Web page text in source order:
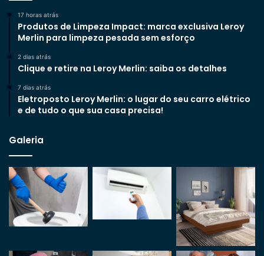
17 horas atrás
Produtos de Limpeza Impact: marca exclusiva Leroy
Merlin para limpeza pesada sem esforço
2 dias atrás
Clique e retire na Leroy Merlin: saiba os detalhes
7 dias atrás
Eletroposto Leroy Merlin: o lugar do seu carro elétrico
e de tudo o que sua casa precisa!
Galeria